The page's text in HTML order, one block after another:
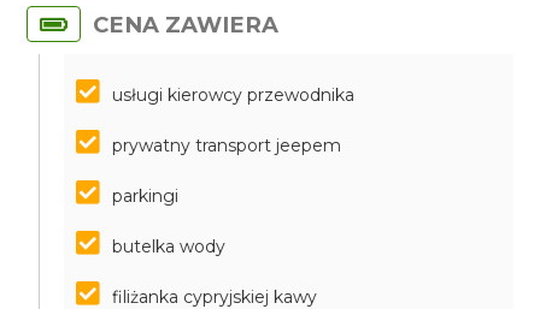
CENA ZAWIERA
usługi kierowcy przewodnika
prywatny transport jeepem
parkingi
butelka wody
filiżanka cypryjskiej kawy